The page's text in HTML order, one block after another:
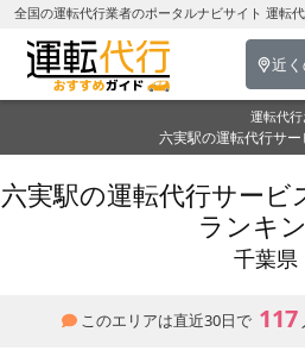
近
運転代
六実駅の運転代行サ
六実駅の運転代行サービ
ランキ
千葉県
このエリアは直近30日で 117